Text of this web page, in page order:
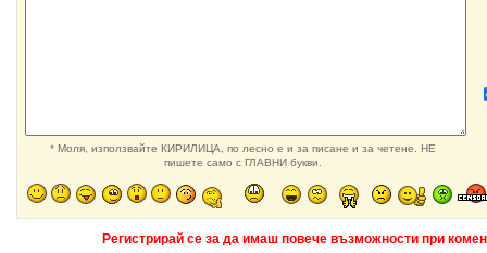
* Моля, използвайте КИРИЛИЦА, по лесно е и за писане и за четене. НЕ
пишете само с ГЛАВНИ букви.
Регистрирай се за да имаш повече възможности при